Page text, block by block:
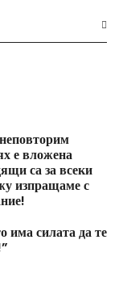
е вложена
са за всеки
изпращаме с
има силата да те